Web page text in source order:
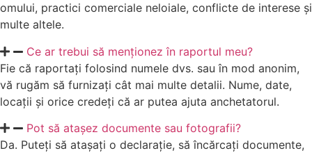
omului, practici comerciale neloiale, conflicte de interese și
multe altele.
Ce ar trebui să menționez în raportul meu?
Fie că raportați folosind numele dvs. sau în mod anonim,
vă rugăm să furnizați cât mai multe detalii. Nume, date,
locații și orice credeți că ar putea ajuta anchetatorul.
Pot să atașez documente sau fotografii?
Da. Puteți să atașați o declarație, să încărcați documente,